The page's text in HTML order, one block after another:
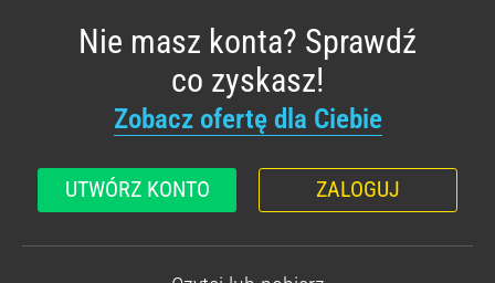
Nie masz konta? Sprawdź
co zyskasz!
Zobacz ofertę dla Ciebie
UTWÓRZ KONTO ZALOGUJ